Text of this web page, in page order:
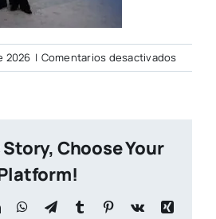
2026 | Comentarios desactivadosen
Choose Your
LinkedInWhatsApp
TelegramTumblr Pinterest
Vk
Xing